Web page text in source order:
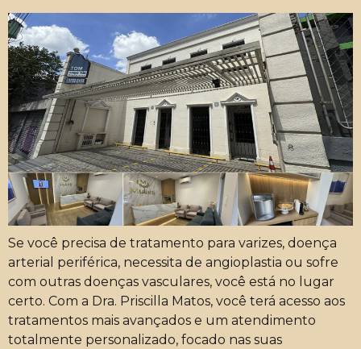
Se você precisa de tratamento para varizes, doença
arterial periférica, necessita de angioplastia ou sofre
com outras doenças vasculares, você está no lugar
certo. Com a Dra. Priscilla Matos, você terá acesso aos
tratamentos mais avançados e um atendimento
totalmente personalizado, focado nas suas